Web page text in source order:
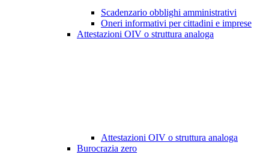
Scadenzario obblighi amministrativi
Oneri informativi per cittadini e imprese
Attestazioni OIV o struttura analoga
Attestazioni OIV o struttura analoga
Burocrazia zero